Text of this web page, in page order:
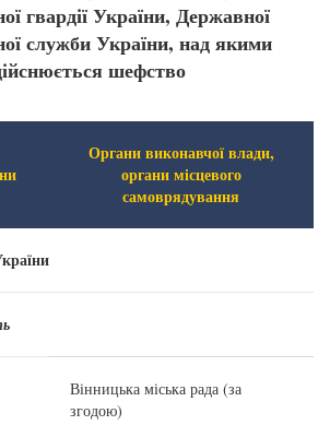
гвардії України, Державної
служби України, над якими
шефство
Органи виконавчої влади,
органи місцевого
самоврядування
Вінницька міська рада (за
згодою)